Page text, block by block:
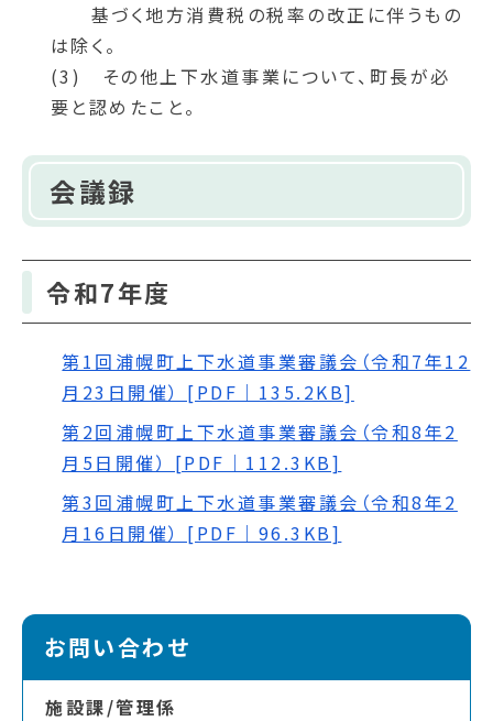
基づく地方消費税の税率の改正に伴うもの
は除く。
(3) その他上下水道事業について、町長が必
要と認めたこと。
会議録
令和7年度
第1回浦幌町上下水道事業審議会（令和7年12
月23日開催） [PDF｜135.2KB]
第2回浦幌町上下水道事業審議会（令和8年2
月5日開催） [PDF｜112.3KB]
第3回浦幌町上下水道事業審議会（令和8年2
月16日開催） [PDF｜96.3KB]
お問い合わせ
施設課/管理係